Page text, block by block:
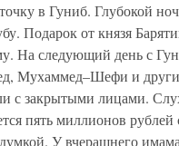
в Гуниб. Глубокой
Подарок от князя
На следующий день с
Мухаммед–Шефи и
закрытыми лицами.
пять миллионов рублей
У вчерашнего